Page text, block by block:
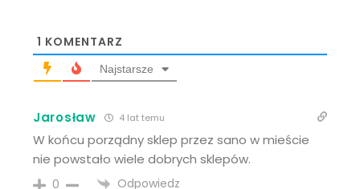
1 KOMENTARZ
Najstarsze
Jarosław 4 lat temu
W końcu porządny sklep przez sano w mieście
nie powstało wiele dobrych sklepów.
0 Odpowiedz